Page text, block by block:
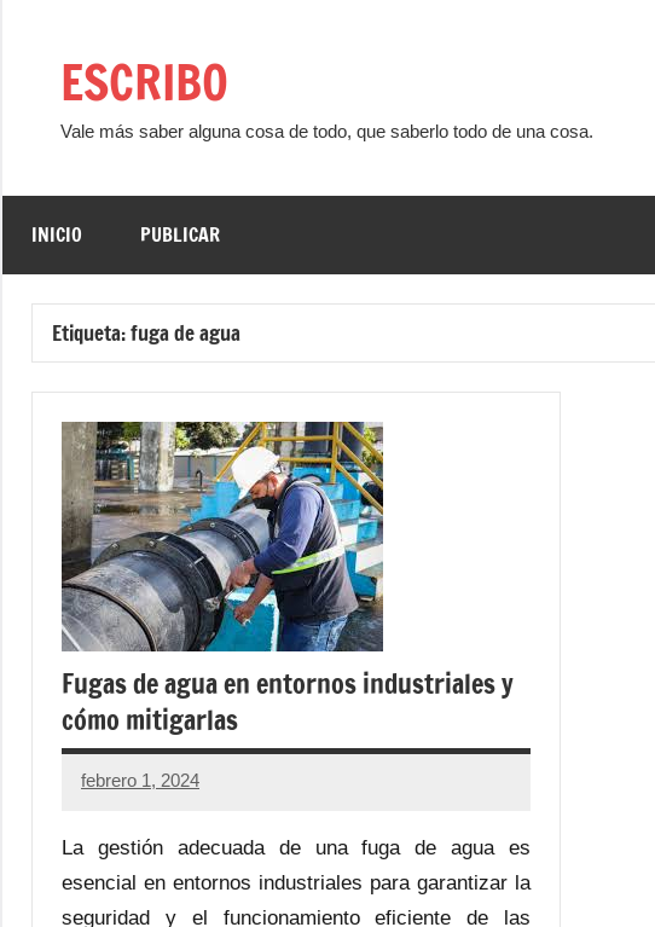
contenidoESCRIBO
Vale más saber alguna cosa de todo, que saberlo todo de una cosa.
INICIO PUBLICAR
Etiqueta:fuga de agua
Fugas de agua en entornos industriales y
cómo mitigarlas
febrero 1, 2024
La gestión adecuada de una fuga de agua es
esencial en entornos industriales para garantizar la
seguridad y el funcionamiento eficiente de las